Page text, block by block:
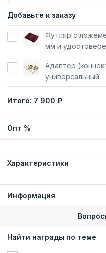
Добавьте к заказу
Футляр с
мм и
Адаптер
универсальный
Итого: 7 900 ₽
Опт %
Характеристики
Информация
Найти награды по теме